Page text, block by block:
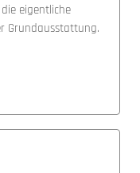
eigentliche
Grundausstattung.